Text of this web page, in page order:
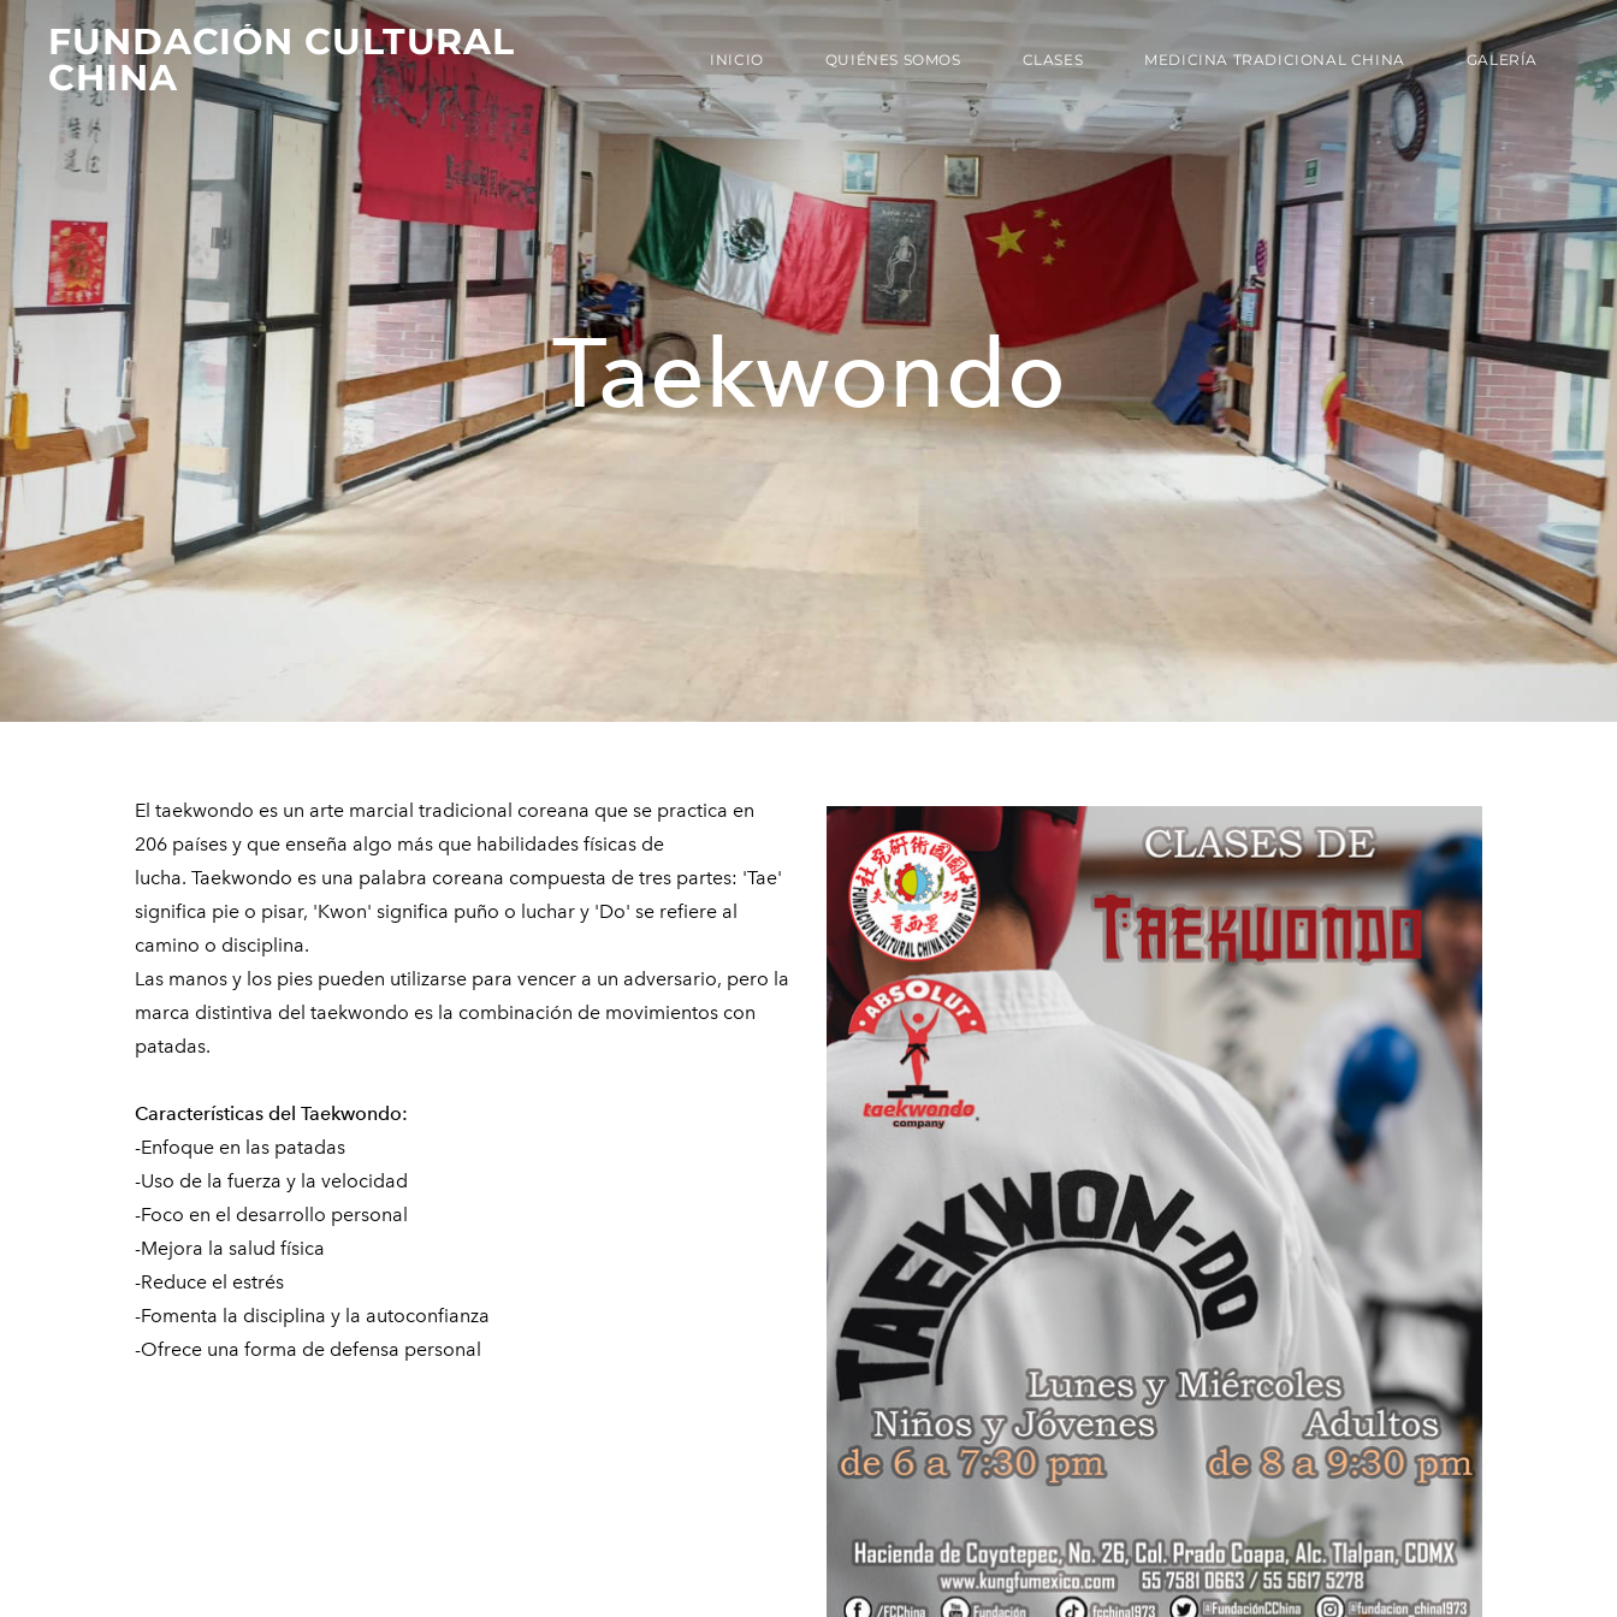
FUNDACIÓN CULTURAL
CHINA
INICIO QUIÉNES SOMOS CLASES MEDICINA TRADICIONAL CHINA GALERÍA
El taekwondo es un arte marcial tradicional coreana que se practica en
206 países y que enseña algo más que habilidades físicas de
lucha. Taekwondo es una palabra coreana compuesta de tres partes: 'Tae'
significa pie o pisar, 'Kwon' significa puño o luchar y 'Do' se refiere al
camino o disciplina.
Las manos y los pies pueden utilizarse para vencer a un adversario, pero la
marca distintiva del taekwondo es la combinación de movimientos con
patadas.
Características del Taekwondo:
-Enfoque en las patadas
-Uso de la fuerza y la velocidad
-Foco en el desarrollo personal
-Mejora la salud física
-Reduce el estrés
-Fomenta la disciplina y la autoconfianza
-Ofrece una forma de defensa personal